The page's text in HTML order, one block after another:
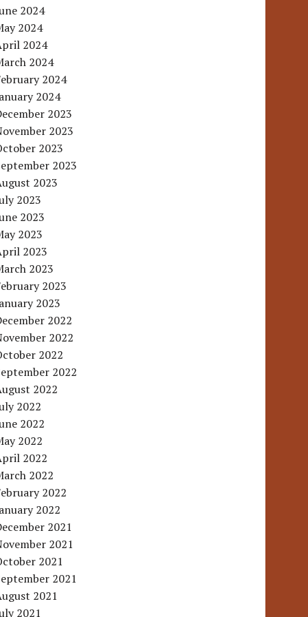
2024
2024
2024
2024
2024
2024
2023
2023
2023
2023
2023
2023
2023
2023
2023
2023
2023
2023
2022
2022
2022
2022
2022
2022
2022
2022
2022
2022
2022
2022
2021
2021
2021
2021
2021
2021